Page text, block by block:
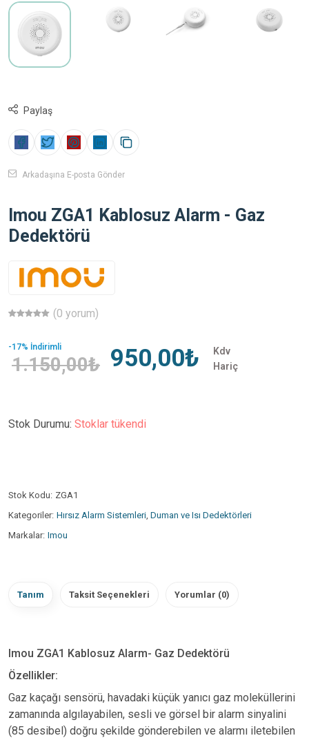
Paylaş
Arkadaşına E-posta Gönder
Imou ZGA1 Kablosuz Alarm - Gaz
Dedektörü
(0 yorum)
-17% İndirimli
1.150,00₺ 950,00₺
Kdv
Hariç
Stok Durumu: Stoklar tükendi
Stok Kodu: ZGA1
Kategoriler: Hırsız Alarm Sistemleri Duman ve Isı Dedektörleri
Markalar: Imou
Tanım Taksit Seçenekleri Yorumlar (0)
Imou ZGA1 Kablosuz Alarm- Gaz Dedektörü
Özellikler:
Gaz kaçağı sensörü, havadaki küçük yanıcı gaz moleküllerini
zamanında algılayabilen, sesli ve görsel bir alarm sinyalini
(85 desibel) doğru şekilde gönderebilen ve alarmı iletebilen